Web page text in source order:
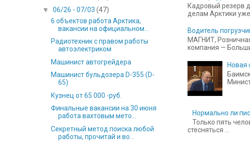
Кадровый резерв
делам Арктики уже
Водитель
МАГНИТ,
компания —
Новая
Нормально ли
Только пять
стесняться ...
▼ 06/26 - 07/03 (47)
6 объектов работа Арктика,
вакансии на официальном...
Радиотехник с правом работы
автоэлектриком
Машинист автогрейдера
Машинист бульдозера D-355 (D-
65)
Кузнец от 65 000 -руб.
Финальные вакансии на 30 июня
работа вахтовым мето...
Секретный метод поиска любой
работы, прочитай и во...